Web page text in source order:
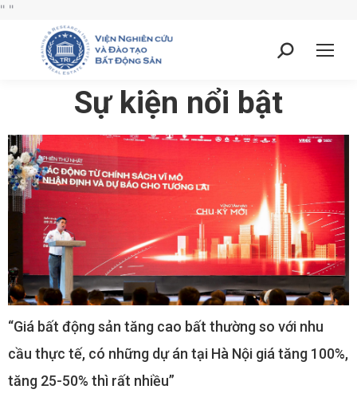
" "
Sự kiện nổi bật
“Giá bất động sản tăng cao bất thường so với nhu
cầu thực tế, có những dự án tại Hà Nội giá tăng 100%,
tăng 25-50% thì rất nhiều”